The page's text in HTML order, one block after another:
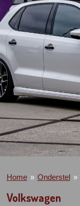
Home » Onderstel »
Volkswagen